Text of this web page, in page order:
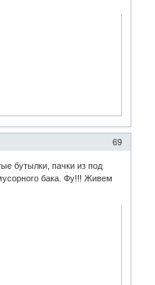
69
бутылки, пачки из под
бака. Фу!!! Живем